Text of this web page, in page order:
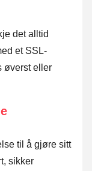
det alltid
et SSL-
øverst eller
til å gjøre sitt
sikker